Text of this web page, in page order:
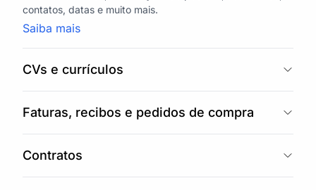
contatos, datas e muito mais.
Saiba mais
CVs e currículos
Faturas, recibos e pedidos de compra
Contratos